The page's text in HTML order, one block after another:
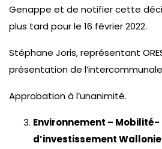
Genappe et de notifier cette
plus tard pour le 16 février 2022.
Stéphane Joris, représentant
présentation de
Approbation à l’unanimité.
Environnement – Mobilité-
d’investissement